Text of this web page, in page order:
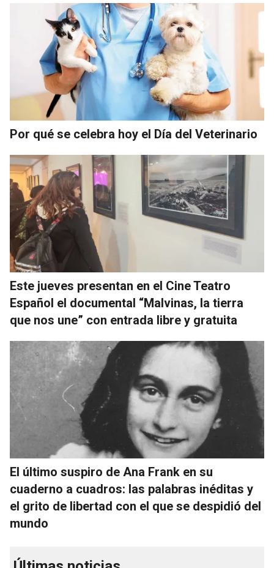
Por qué se celebra hoy el Día del Veterinario
Este jueves presentan en el Cine Teatro
Español el documental “Malvinas, la tierra
que nos une” con entrada libre y gratuita
El último suspiro de Ana Frank en su
cuaderno a cuadros: las palabras inéditas y
el grito de libertad con el que se despidió del
mundo